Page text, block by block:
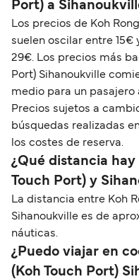
Port) a
Los precios de Koh
suelen oscilar entre 15€
29€. Los precios más
Port) Sihanoukville
medio para un pasajero
Precios sujetos a
búsquedas realizadas
los costes de reserva.
¿Qué distancia
Touch Port) y
La distancia entre Koh
Sihanoukville es de
náuticas.
¿Puedo viajar en
(Koh Touch Port)